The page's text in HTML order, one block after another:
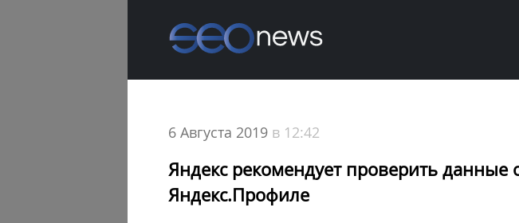
6 Августа 2019 в 12:42
Яндекс рекомендует проверить данные
Яндекс.Профиле